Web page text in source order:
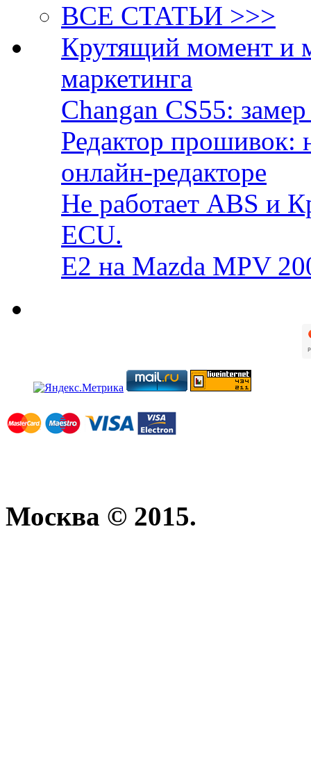
ВСЕ СТАТЬИ >>>
Крутящий момент и
маркетинга
Changan CS55:
Редактор прошивок:
онлайн-редакторе
Не работает ABS и
ECU.
E2 на Mazda MPV
Москва © 2015.